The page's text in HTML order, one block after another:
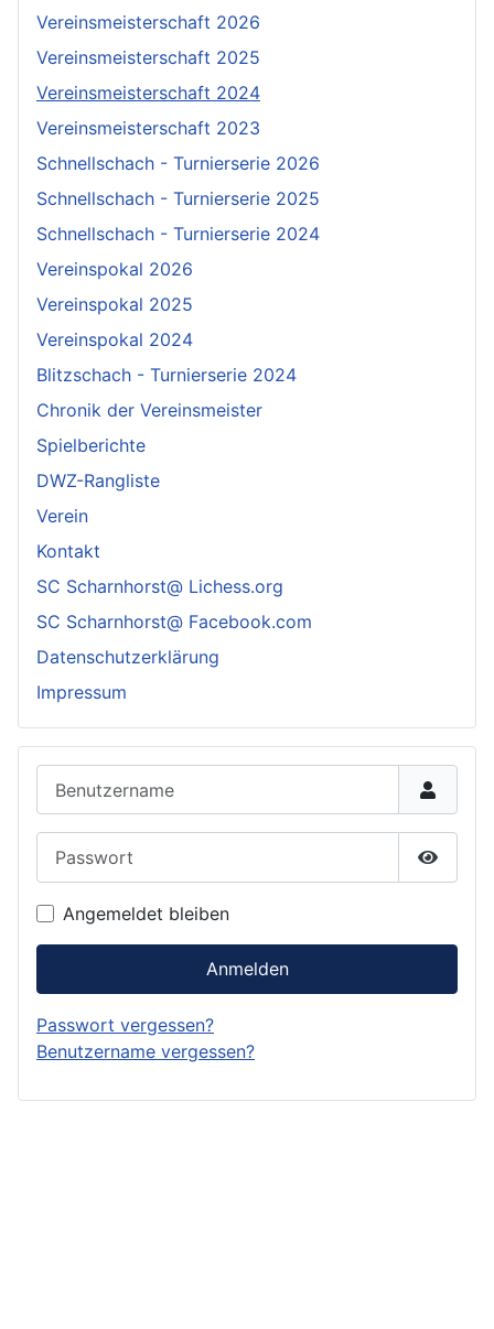
Vereinsmeisterschaft 2026
Vereinsmeisterschaft 2025
Vereinsmeisterschaft 2024
Vereinsmeisterschaft 2023
Schnellschach - Turnierserie 2026
Schnellschach - Turnierserie 2025
Schnellschach - Turnierserie 2024
Vereinspokal 2026
Vereinspokal 2025
Vereinspokal 2024
Blitzschach - Turnierserie 2024
Chronik der Vereinsmeister
Spielberichte
DWZ-Rangliste
Verein
Kontakt
SC Scharnhorst@ Lichess.org
SC Scharnhorst@ Facebook.com
Datenschutzerklärung
Impressum
Angemeldet bleiben
Anmelden
Passwort vergessen?
Benutzername vergessen?